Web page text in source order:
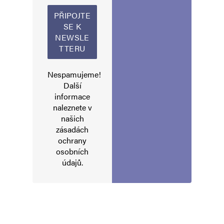
Napsat komentář
Vaše e-mailová adresa nebude zveřejněna.
Nespamujeme!
Další
informace
naleznete v
našich
zásadách
ochrany
osobních
údajů.